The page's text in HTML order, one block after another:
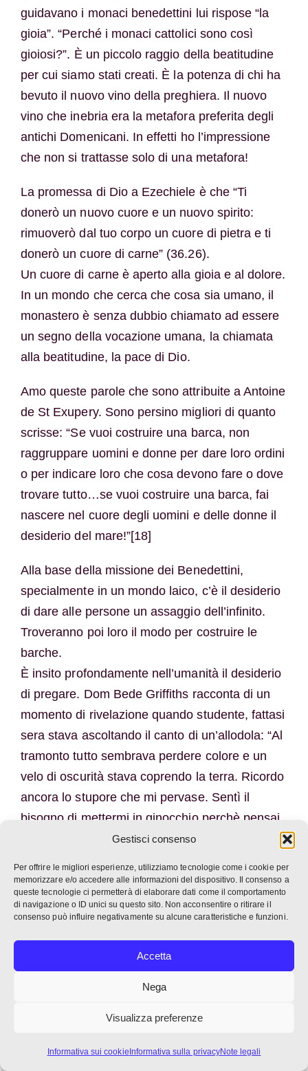
Gestisci consenso
Per offrire le migliori esperienze, utilizziamo tecnologie come i cookie per
memorizzare e/o accedere alle informazioni del dispositivo. Il consenso a
queste tecnologie ci permetterà di elaborare dati come il comportamento
di navigazione o ID unici su questo sito. Non acconsentire o ritirare il
consenso può influire negativamente su alcune caratteristiche e funzioni.
Accetta
Nega
Visualizza preferenze
Informativa sui cookie Informativa sulla privacyNote legali
guidavano i monaci benedettini lui rispose “la
gioia”. “Perché i monaci cattolici sono così
gioiosi?”. È un piccolo raggio della beatitudine
per cui siamo stati creati. È la potenza di chi ha
bevuto il nuovo vino della preghiera. Il nuovo
vino che inebria era la metafora preferita degli
antichi Domenicani. In effetti ho l’impressione
che non si trattasse solo di una metafora!
La promessa di Dio a Ezechiele è che “Ti
donerò un nuovo cuore e un nuovo spirito:
rimuoverò dal tuo corpo un cuore di pietra e ti
donerò un cuore di carne” (36.26).
Un cuore di carne è aperto alla gioia e al dolore.
In un mondo che cerca che cosa sia umano, il
monastero è senza dubbio chiamato ad essere
un segno della vocazione umana, la chiamata
alla beatitudine, la pace di Dio.
Amo queste parole che sono attribuite a Antoine
de St Exupery. Sono persino migliori di quanto
scrisse: “Se vuoi costruire una barca, non
raggruppare uomini e donne per dare loro ordini
o per indicare loro che cosa devono fare o dove
trovare tutto…se vuoi costruire una barca, fai
nascere nel cuore degli uomini e delle donne il
desiderio del mare!”[18]
Alla base della missione dei Benedettini,
specialmente in un mondo laico, c’è il desiderio
di dare alle persone un assaggio dell’infinito.
Troveranno poi loro il modo per costruire le
barche.
È insito profondamente nell’umanità il desiderio
di pregare. Dom Bede Griffiths racconta di un
momento di rivelazione quando studente, fattasi
sera stava ascoltando il canto di un’allodola: “Al
tramonto tutto sembrava perdere colore e un
velo di oscurità stava coprendo la terra. Ricordo
ancora lo stupore che mi pervase. Sentì il
bisogno di mettermi in ginocchio perchè pensai
di essere alla presenza di un angelo. E osai
sembrò che quello che pensavo essere un velo
era il volto di Dio”.[19]
come protestante a Dubino ma perse la sua
fede. Quanto lo riportò a questa fu ascoltare il
canto del Qu’ran durante una visita in Iran, il
giorno dopo la celebrazione dell’Eucaristia[20].
nella sua vita: la preghiera.